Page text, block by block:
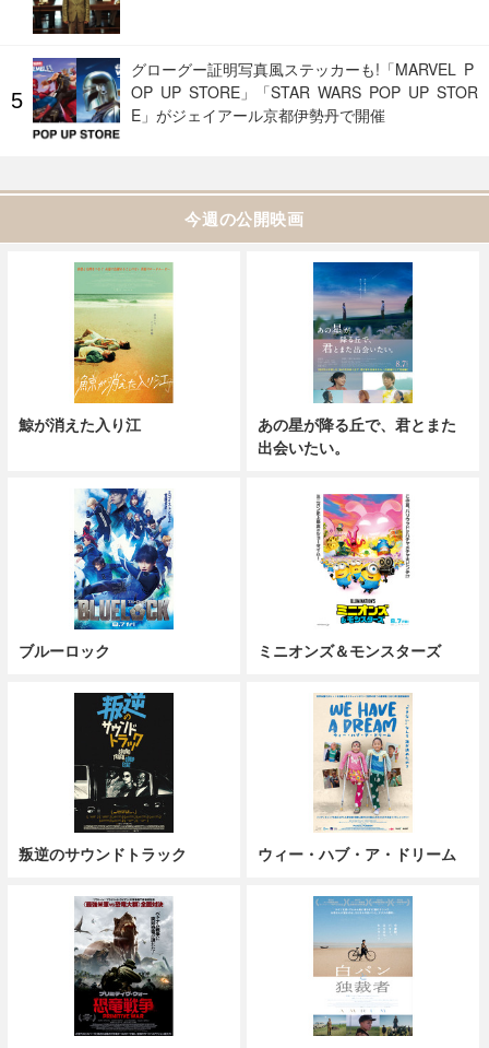
グローグー証明写真風ステッカーも!「MARVEL P
OP UP STORE」「STAR WARS POP UP STOR
E」がジェイアール京都伊勢丹で開催
今週の公開映画
鯨が消えた入り江
あの星が降る丘で、君とまた
出会いたい。
ブルーロック ミニオンズ＆モンスターズ
叛逆のサウンドトラック ウィー・ハブ・ア・ドリーム